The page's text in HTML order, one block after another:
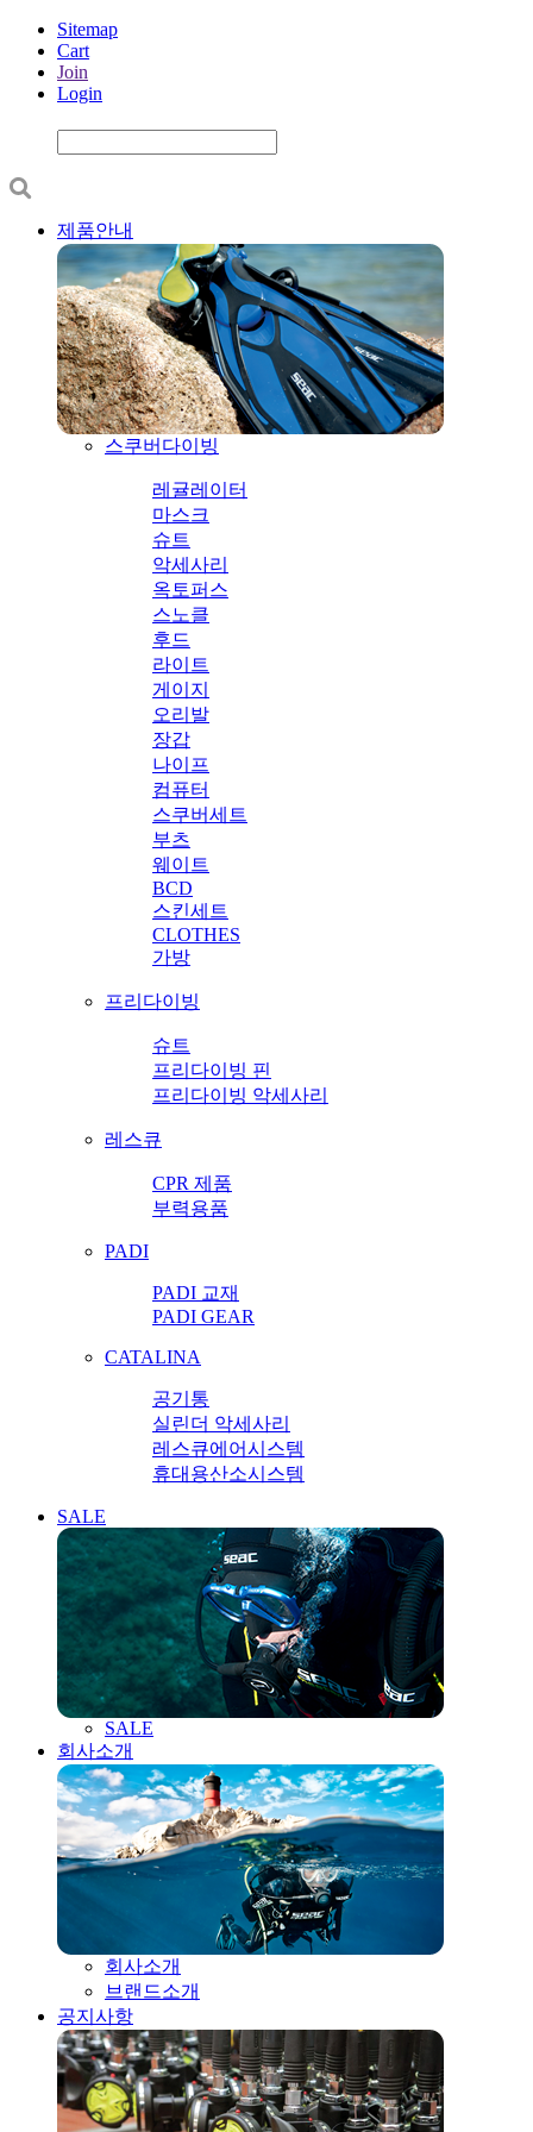
Sitemap
Cart
Join
Login
제품안내
스쿠버다이빙
레귤레이터
마스크
슈트
악세사리
옥토퍼스
스노클
후드
라이트
게이지
오리발
장갑
나이프
컴퓨터
스쿠버세트
부츠
웨이트
BCD
스킨세트
CLOTHES
가방
프리다이빙
슈트
프리다이빙 핀
프리다이빙 악세사리
레스큐
CPR 제품
부력용품
PADI
PADI 교재
PADI GEAR
CATALINA
공기통
실린더 악세사리
레스큐에어시스템
휴대용산소시스템
SALE
SALE
회사소개
회사소개
브랜드소개
공지사항